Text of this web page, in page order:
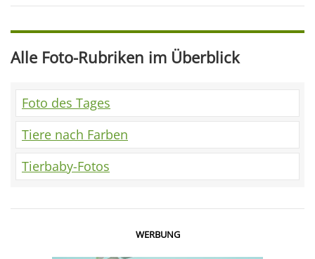
Alle Foto-Rubriken im Überblick
Foto des Tages
Tiere nach Farben
Tierbaby-Fotos
WERBUNG